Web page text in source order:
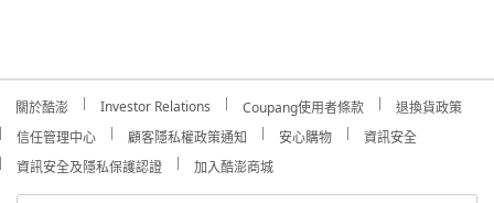
關於酷澎 Investor Relations Coupang使用者條款
退換貨政策
信任管理中心
顧客隱私權政策通知 安心購物
資訊安全
資訊安全及隱私保護認證
加入酷澎商城